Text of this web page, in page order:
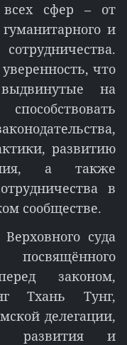
всех сфер – от
и
что
на
развитию
а также
в
сообществе.
суда
законом,
Тхань Тунг,
делегации,
развития и